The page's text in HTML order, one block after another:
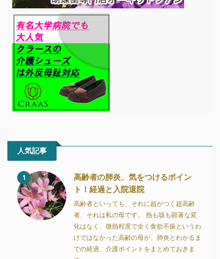
人気記事
1
高齢者の肺炎、気をつけるポイン
ト！経過と入院退院
高齢者といっても、それに超がつく超高齢
者、それは私の母です。 熱も咳も顕著な変
化はなく、微熱程度で全く食欲不振というわ
けではなかった高齢の母が、肺炎とわかるま
での経過、介護ポイントをまとめておきま